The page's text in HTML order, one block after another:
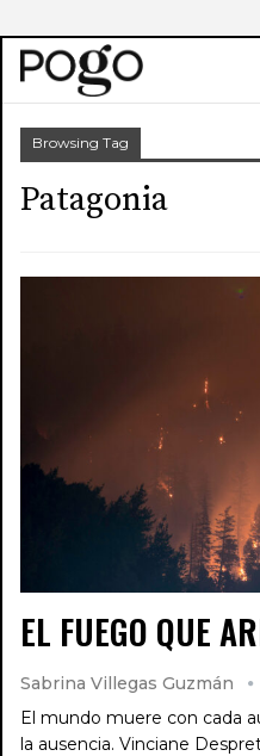
Browsing Tag
Patagonia
EL FUEGO QUE
Sabrina Villegas Guzmán
El mundo muere con cada
la ausencia. Vinciane